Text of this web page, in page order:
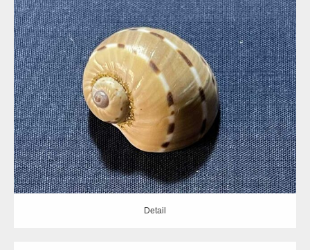
Update:2021.05.23
Category: タマガイ科
Detail
Detail